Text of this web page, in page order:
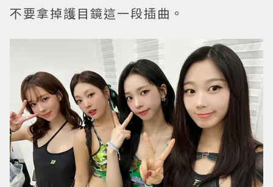
不要拿掉護目鏡這一段插曲。